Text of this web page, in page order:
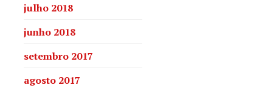
julho 2018
junho 2018
setembro 2017
agosto 2017